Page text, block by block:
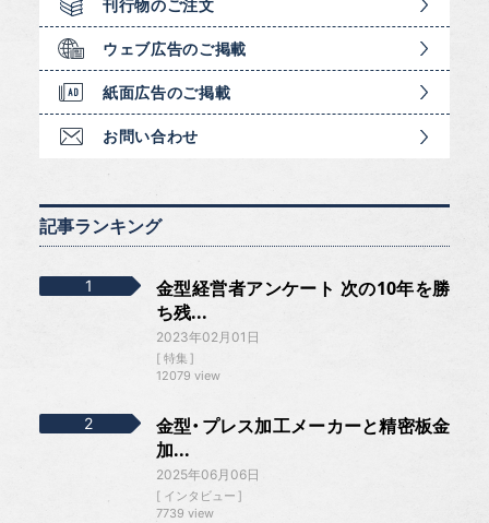
刊行物のご注文
ウェブ広告のご掲載
紙面広告のご掲載
お問い合わせ
記事ランキング
金型経営者アンケート 次の10年を勝
ち残...
2023年02月01日
特集
12079 view
金型・プレス加工メーカーと精密板金
加...
2025年06月06日
インタビュー
7739 view